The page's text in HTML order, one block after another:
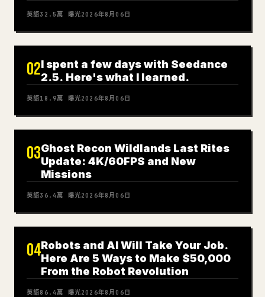
英語32.5萬 曝光2026年8月06日
02I spent a few days with Seedance
2.5. Here's what I learned.
英語18.9萬 曝光2026年8月06日
03Ghost Recon Wildlands Last Rites
Update: 4K/60FPS and New
Missions
英語36.4萬 曝光2026年8月06日
04Robots and AI Will Take Your Job.
Here Are 5 Ways to Make $50,000
From the Robot Revolution
英語86.4萬 曝光2026年8月06日